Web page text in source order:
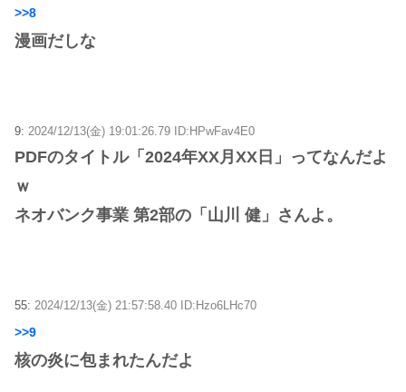
>>8
漫画だしな
9: 2024/12/13(金) 19:01:26.79 ID:HPwFav4E0
PDFのタイトル「2024年XX月XX日」ってなんだよ
ｗ
ネオバンク事業 第2部の「山川 健」さんよ。
55: 2024/12/13(金) 21:57:58.40 ID:Hzo6LHc70
>>9
核の炎に包まれたんだよ